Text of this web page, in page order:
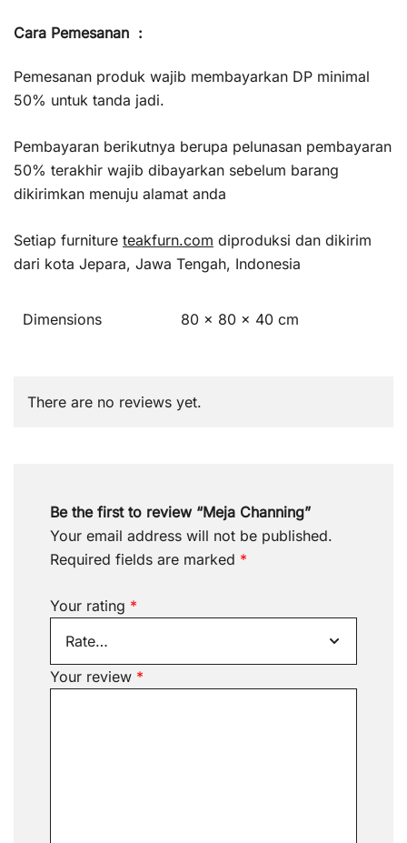
Cara Pemesanan :
Pemesanan produk wajib membayarkan DP minimal
50% untuk tanda jadi.
Pembayaran berikutnya berupa pelunasan pembayaran
50% terakhir wajib dibayarkan sebelum barang
dikirimkan menuju alamat anda
Setiap furniture teakfurn.com diproduksi dan dikirim
dari kota Jepara, Jawa Tengah, Indonesia
Dimensions 80 × 80 × 40 cm
There are no reviews yet.
Be the first to review “Meja Channing”
Your email address will not be published.
Required fields are marked *
Your rating *
Your review *